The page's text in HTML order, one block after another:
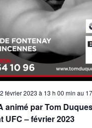
février 2023 à 13 h 00 min au
animé par Tom
UFC – février 2023